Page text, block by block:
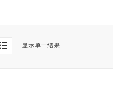
显示单一结果